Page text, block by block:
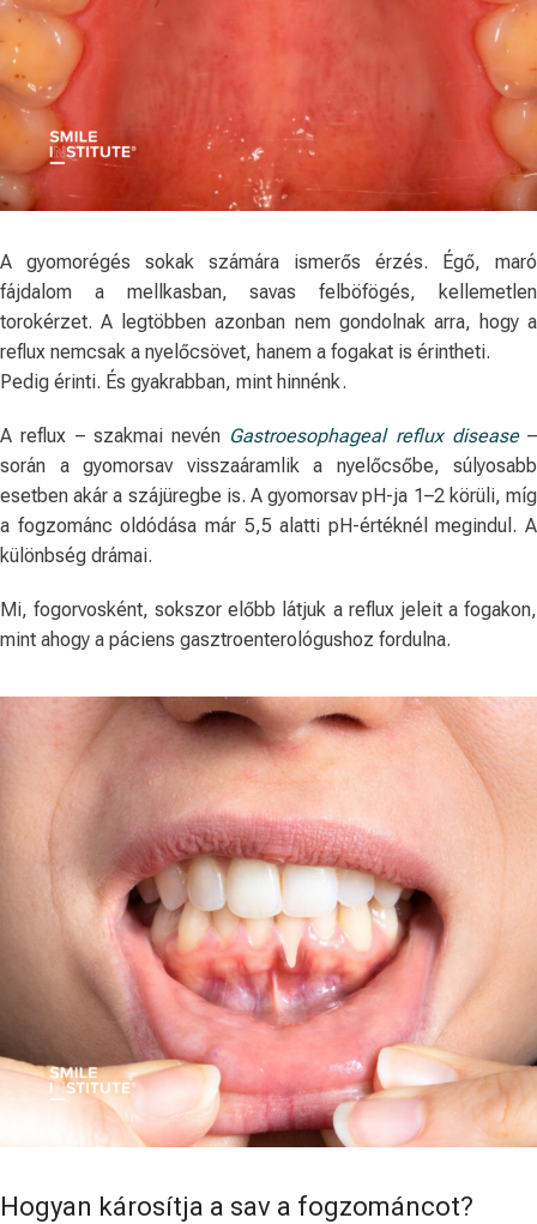
A gyomorégés sokak számára ismerős érzés. Égő, maró
fájdalom a mellkasban, savas felböfögés, kellemetlen
torokérzet. A legtöbben azonban nem gondolnak arra, hogy a
reflux nemcsak a nyelőcsövet, hanem a fogakat is érintheti.
Pedig érinti. És gyakrabban, mint hinnénk.
A reflux – szakmai nevén Gastroesophageal reflux disease–
során a gyomorsav visszaáramlik a nyelőcsőbe, súlyosabb
esetben akár a szájüregbe is. A gyomorsav pH-ja 1–2 körüli, míg
a fogzománc oldódása már 5,5 alatti pH-értéknél megindul. A
különbség drámai.
Mi, fogorvosként, sokszor előbb látjuk a reflux jeleit a fogakon,
mint ahogy a páciens gasztroenterológushoz fordulna.
Hogyan károsítja a sav a fogzománcot?